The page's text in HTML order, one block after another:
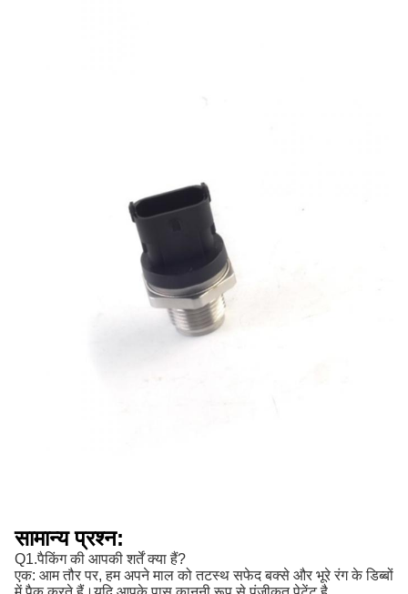
सामान्य प्रश्न:
Q1.पैकिंग की आपकी शर्तें क्या हैं?
एक: आम तौर पर, हम अपने माल को तटस्थ सफेद बक्से और भूरे रंग के डिब्बों